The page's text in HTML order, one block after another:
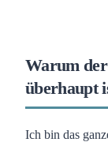
Warum
überhaupt
Ich bin das